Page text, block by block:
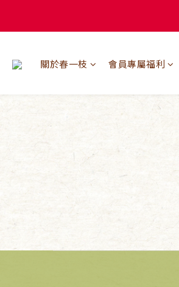
關於春一枝 會員專屬福利